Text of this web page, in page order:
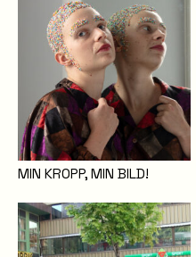
MIN KROPP, MIN BILD!